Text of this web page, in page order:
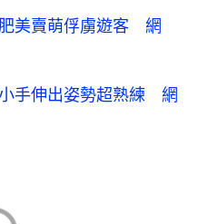
美賣萌俘虜遊客 網
手伸出姿勢超熟練 網